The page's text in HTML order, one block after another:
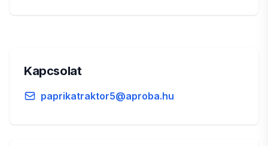
Kapcsolat
paprikatraktor5@aproba.hu